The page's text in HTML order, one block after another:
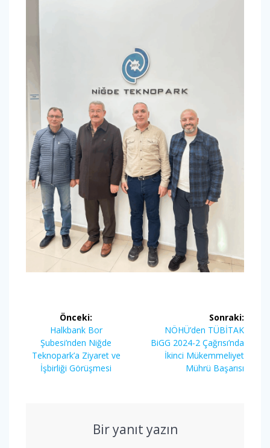
gezinmesi
Önceki:
Önceki
yazı:
Halkbank Bor
Şubesi’nden Niğde
Teknopark’a Ziyaret ve
İşbirliği Görüşmesi
Sonraki:
Sonraki
yazı:
NÖHÜ’den TÜBİTAK
BiGG 2024-2 Çağrısı’nda
İkinci Mükemmeliyet
Mührü Başarısı
Bir yanıt yazın